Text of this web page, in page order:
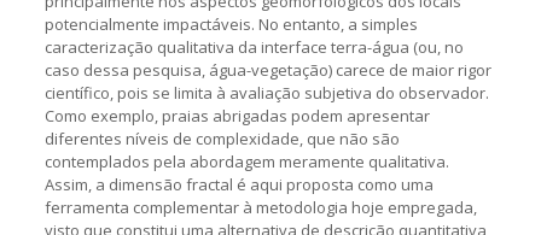
potencialmente impactáveis. No entanto, a simples
caracterização qualitativa da interface terra-água (ou, no
caso dessa pesquisa, água-vegetação) carece de maior rigor
científico, pois se limita à avaliação subjetiva do observador.
Como exemplo, praias abrigadas podem apresentar
diferentes níveis de complexidade, que não são
contemplados pela abordagem meramente qualitativa.
Assim, a dimensão fractal é aqui proposta como uma
ferramenta complementar à metodologia hoje empregada,
visto que constitui uma alternativa de descrição quantitativa